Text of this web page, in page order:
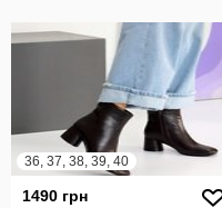
36, 37, 38, 39, 40
1490 грн